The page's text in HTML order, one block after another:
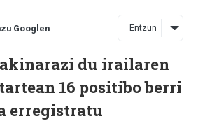
Googlen Entzun
du irailaren
16 positibo berri
erregistratu